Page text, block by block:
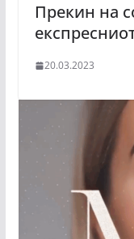
Прекин на
20.03.2023